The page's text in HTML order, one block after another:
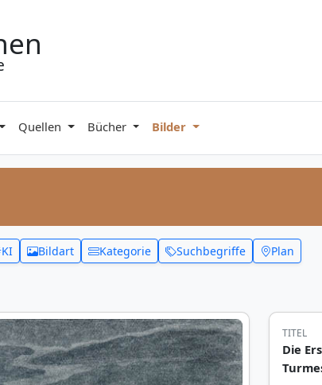
Quellen Bücher Bilder
KI Bildart Kategorie Suchbegriffe Plan
TITEL
Die